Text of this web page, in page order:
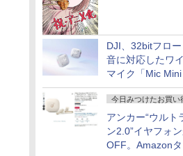
DJI、32bitフロ
音に対応したワ
マイク「Mic Mini
今日みつけたお買い
アンカー“ウルト
ン2.0”イヤフォ
OFF。Amazon